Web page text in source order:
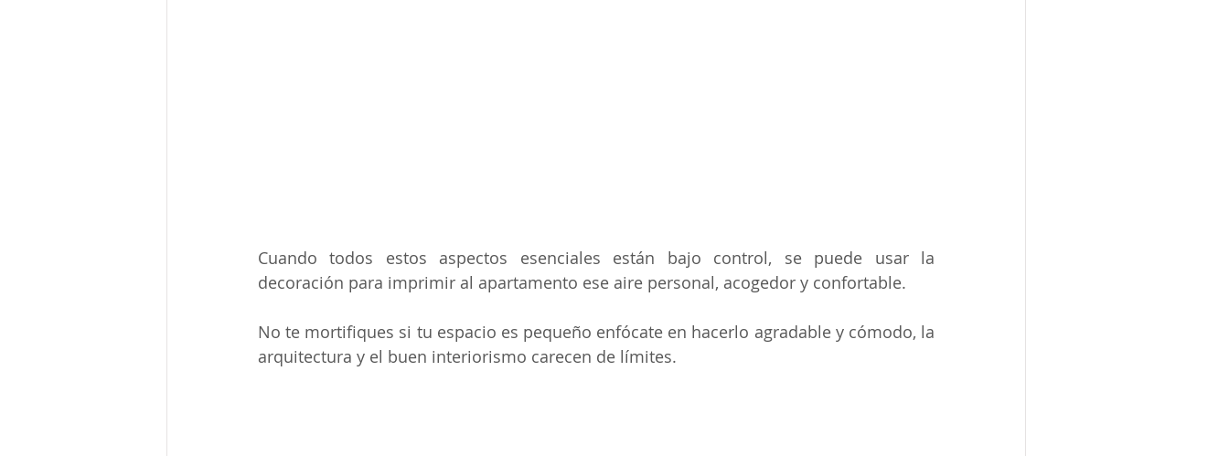
Cuando todos estos aspectos esenciales están bajo control, se puede usar la
decoración para imprimir al apartamento ese aire personal, acogedor y confortable.
No te mortifiques si tu espacio es pequeño enfócate en hacerlo agradable y cómodo, la
arquitectura y el buen interiorismo carecen de límites.